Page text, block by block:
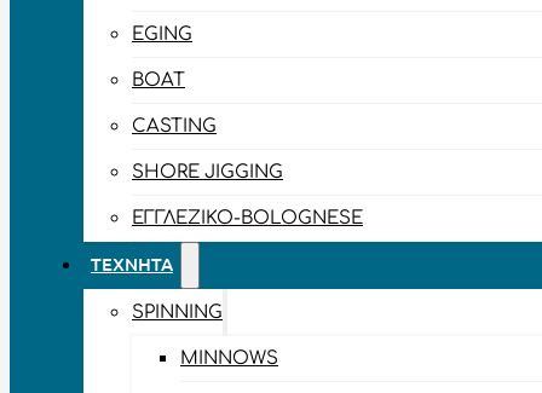
EGING
BOAT
CASTING
SHORE JIGGING
ΕΓΓΛΈΖΙΚΟ-BOLOGNESE
ΤΕΧΝΗΤΆ
SPINNING
MINNOWS